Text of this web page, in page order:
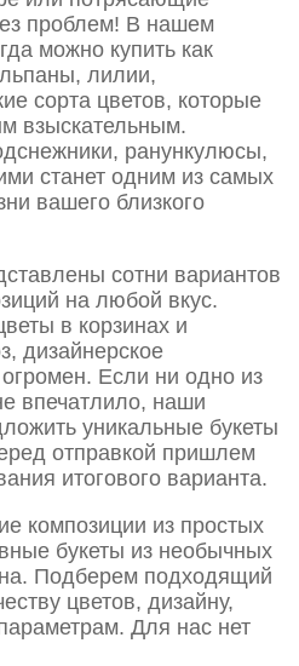
проблем! В нашем
можно купить как
лилии,
сорта цветов, которые
взыскательным.
ранункулюсы,
станет одним из самых
вашего близкого
сотни вариантов
на любой вкус.
в корзинах и
дизайнерское
Если ни одно из
впечатлило, наши
уникальные букеты
отправкой пришлем
итогового варианта.
композиции из простых
букеты из необычных
Подберем подходящий
цветов, дизайну,
Для нас нет